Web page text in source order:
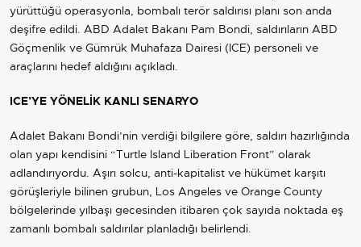
yürüttüğü operasyonla, bombalı terör saldırısı planı son anda
deşifre edildi. ABD Adalet Bakanı Pam Bondi, saldırıların ABD
Göçmenlik ve Gümrük Muhafaza Dairesi (ICE) personeli ve
araçlarını hedef aldığını açıkladı.
ICE’YE YÖNELİK KANLI SENARYO
Adalet Bakanı Bondi’nin verdiği bilgilere göre, saldırı hazırlığında
olan yapı kendisini “Turtle Island Liberation Front” olarak
adlandırıyordu. Aşırı solcu, anti-kapitalist ve hükümet karşıtı
görüşleriyle bilinen grubun, Los Angeles ve Orange County
bölgelerinde yılbaşı gecesinden itibaren çok sayıda noktada eş
zamanlı bombalı saldırılar planladığı belirlendi.